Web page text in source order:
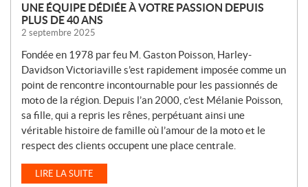
UNE ÉQUIPE DÉDIÉE À VOTRE PASSION DEPUIS
PLUS DE 40 ANS
2 septembre 2025
Fondée en 1978 par feu M. Gaston Poisson, Harley-
Davidson Victoriaville s’est rapidement imposée comme un
point de rencontre incontournable pour les passionnés de
moto de la région. Depuis l’an 2000, c’est Mélanie Poisson,
sa fille, qui a repris les rênes, perpétuant ainsi une
véritable histoire de famille où l’amour de la moto et le
respect des clients occupent une place centrale.
LIRE LA SUITE